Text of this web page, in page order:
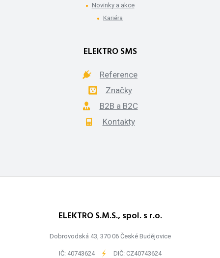
Novinky a akce
Kariéra
ELEKTRO SMS
Reference
Značky
B2B a B2C
Kontakty
ELEKTRO S.M.S., spol. s r.o.
Dobrovodská 43, 370 06 České Budějovice
IČ: 40743624 - DIČ: CZ40743624